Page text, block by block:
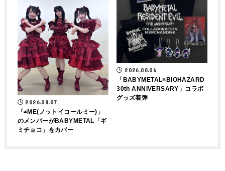
2026.08.07
「≠ME(ノットイコールミー)」
のメンバーがBABYMETAL「ギ
ミチョコ」をカバー
2026.08.06
「BABYMETAL×BIOHAZARD
30th ANNIVERSARY」コラボ
グッズ着弾